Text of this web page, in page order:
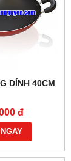
DÍNH 40CM
đ